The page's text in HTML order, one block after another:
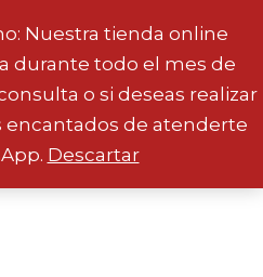
Nuestra tienda online
durante todo el mes de
o si deseas realizar
de atenderte
Descartar